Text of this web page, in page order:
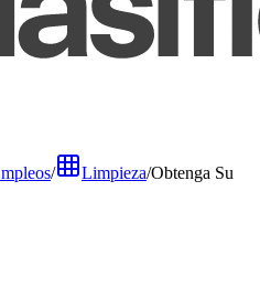
/ Limpieza/Obtenga Su